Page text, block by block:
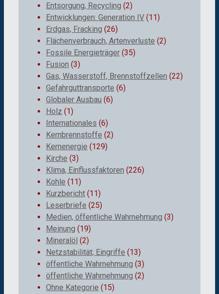
Entsorgung, Recycling (2)
Entwicklungen: Generation IV (11)
Erdgas, Fracking (26)
Flächenverbrauch, Artenverluste (2)
Fossile Energieträger (35)
Fusion (3)
Gas, Wasserstoff, Brennstoffzellen (22)
Gefahrguttransporte (6)
Globaler Ausbau (6)
Holz (1)
Internationales (6)
Kernbrennstoffe (2)
Kernenergie (129)
Kirche (3)
Klima, Einflussfaktoren (226)
Kohle (11)
Kurzbericht (11)
Leserbriefe (25)
Medien, öffentliche Wahrnehmung (3)
Meinung (19)
Mineralöl (2)
Netzstabilität; Eingriffe (13)
öffentliche Wahrnehmung (3)
öffentliche Wahrnehmung (2)
Ohne Kategorie (15)